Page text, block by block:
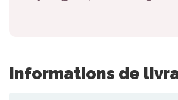
Informations de